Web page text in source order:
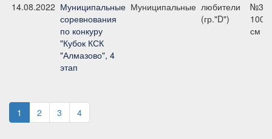
14.08.2022 Муниципальные
соревнования
по конкуру
"Кубок КСК
"Алмазово", 4
этап
Муниципальные любители
(гр."D")
№3,
100
см
1 2 3 4